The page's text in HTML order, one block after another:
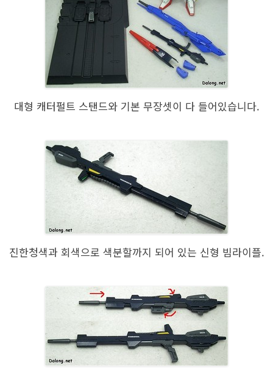
대형 캐터펄트 스탠드와 기본 무장셋이 다 들어있습니다.
진한청색과 회색으로 색분할까지 되어 있는 신형 빔라이플.